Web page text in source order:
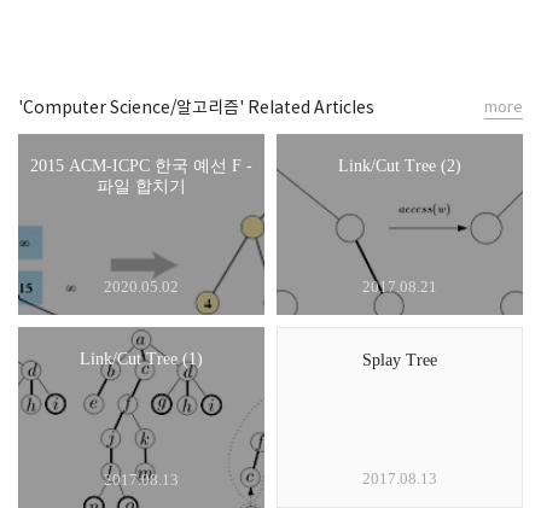
'Computer Science/알고리즘' Related Articles
2015 ACM-ICPC 한국 예선 F -
파일 합치기
2020.05.02
Link/Cut Tree (2)
2017.08.21
Link/Cut Tree (1)
2017.08.13
Splay Tree
2017.08.13
more